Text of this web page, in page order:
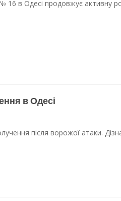
16 в Одесі продовжує активну
в Одесі
після ворожої атаки.